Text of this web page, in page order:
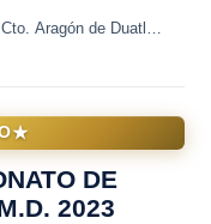
Aragón de Duatlón
★
DE
2023